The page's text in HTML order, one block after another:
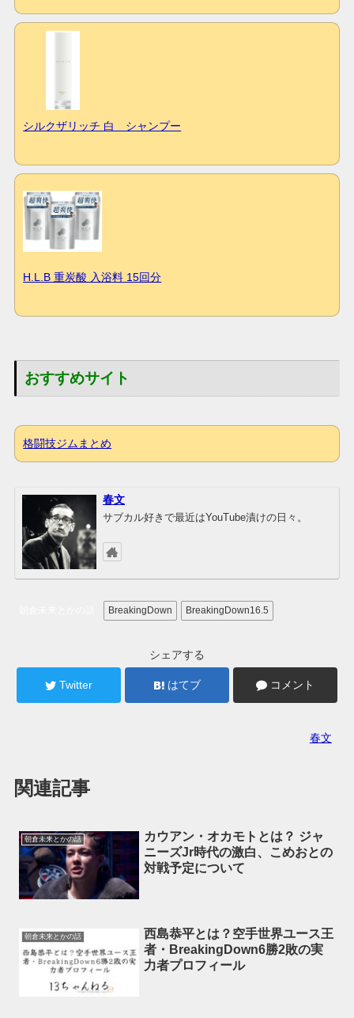
シルクザリッチ 白 シャンプー
H.L.B 重炭酸 入浴料 15回分
おすすめサイト
格闘技ジムまとめ
春文
サブカル好きで最近はYouTube漬けの日々。
BreakingDown BreakingDown16.5
シェアする
Twitter はてブ コメント
春文
関連記事
朝倉未来とかの話
カウアン・オカモトとは？ ジャ
ニーズJr時代の激白、こめおとの
対戦予定について
朝倉未来とかの話
西島恭平とは？空手世界ユース王
者・BreakingDown6勝2敗の実
力者プロフィール